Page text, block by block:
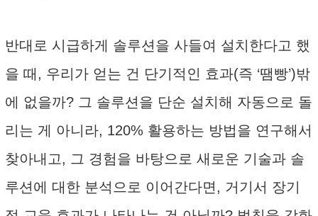
반대로 시급하게 솔루션을 사들여 설치한다고 했
을 때, 우리가 얻는 건 단기적인 효과(즉 ‘땜빵’)밖
에 없을까? 그 솔루션을 단순 설치해 자동으로 돌
리는 게 아니라, 120% 활용하는 방법을 연구해서
찾아내고, 그 경험을 바탕으로 새로운 기술과 솔
루션에 대한 분석으로 이어간다면, 거기서 장기